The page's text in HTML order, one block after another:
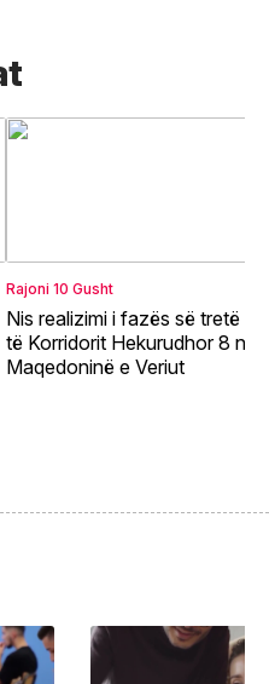
Rajoni 10 Gusht
Nis realizimi i fazës së tretë
të Korridorit Hekurudhor 8 në
Maqedoninë e Veriut